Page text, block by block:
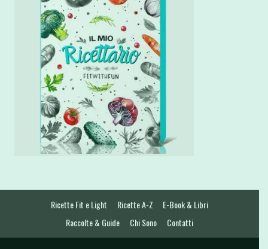
Ricette Fit e Light Ricette A-Z
E-Book & Libri
Raccolte & Guide
Chi Sono Contatti